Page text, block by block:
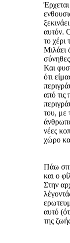
αυτόν.
το χέρι
Μιλάει
Και
ότι
από τις
του, με
νέες
χώρο
Πάω
και ο
Στην
αυτό
της